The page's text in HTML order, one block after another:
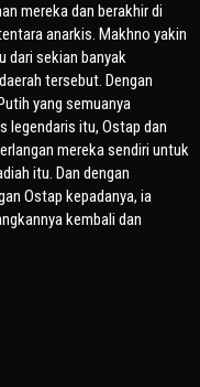
mereka dan berakhir di
anarkis. Makhno yakin
dari sekian banyak
tersebut. Dengan
yang semuanya
legendaris itu, Ostap dan
mereka sendiri untuk
itu. Dan dengan
Ostap kepadanya, ia
kembali dan